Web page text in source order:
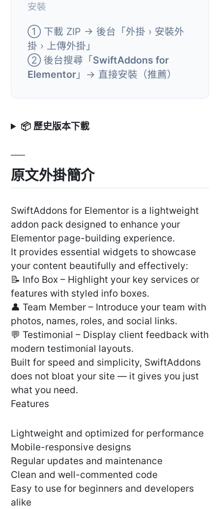
安裝
① 下載 ZIP → 後台「外掛 › 安裝外
掛 › 上傳外掛」
② 後台搜尋「SwiftAddons for
Elementor 」→ 直接安裝（推薦）
📦 歷史版本下載
原文外掛簡介
SwiftAddons for Elementor is a lightweight
addon pack designed to enhance your
Elementor page-building experience.
It provides essential widgets to showcase
your content beautifully and effectively:
📝 Info Box – Highlight your key services or
features with styled info boxes.
👤 Team Member – Introduce your team with
photos, names, roles, and social links.
💬 Testimonial – Display client feedback with
modern testimonial layouts.
Built for speed and simplicity, SwiftAddons
does not bloat your site — it gives you just
what you need.
Features
Lightweight and optimized for performance
Mobile-responsive designs
Regular updates and maintenance
Clean and well-commented code
Easy to use for beginners and developers
alike